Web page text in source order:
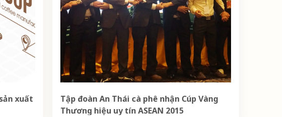
xuất
Tập đoàn An Thái cà phê nhận Cúp Vàng
Thương hiệu uy tín ASEAN 2015